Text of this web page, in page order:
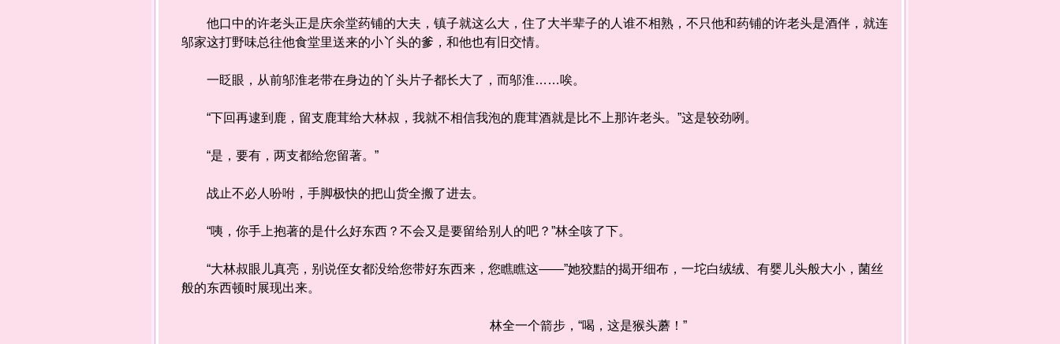
他口中的许老头正是庆余堂药铺的大夫，镇子就这么大，住了大半辈子的人谁不相熟，不只他和药铺的许老头是酒伴，就连
邬家这打野味总往他食堂里送来的小丫头的爹，和他也有旧交情。
一眨眼，从前邬淮老带在身边的丫头片子都长大了，而邬淮……唉。
“下回再逮到鹿，留支鹿茸给大林叔，我就不相信我泡的鹿茸酒就是比不上那许老头。”这是较劲咧。
“是，要有，两支都给您留著。”
战止不必人吩咐，手脚极快的把山货全搬了进去。
“咦，你手上抱著的是什么好东西？不会又是要留给别人的吧？”林全咳了下。
“大林叔眼儿真亮，别说侄女都没给您带好东西来，您瞧瞧这——”她狡黠的揭开细布，一坨白绒绒、有婴儿头般大小，菌丝
般的东西顿时展现出来。
林全一个箭步，“喝，这是猴头蘑！”